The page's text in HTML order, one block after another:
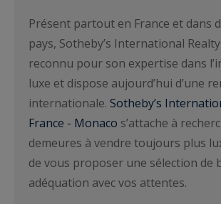
Présent partout en France et dans
pays, Sotheby’s International
reconnu pour son expertise dans
luxe et dispose aujourd’hui d’une
internationale. Sotheby’s
France - Monaco s’attache à
demeures à vendre toujours plus
de vous proposer une sélection de
adéquation avec vos attentes.